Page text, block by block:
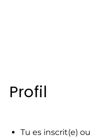
Profil
Tu es inscrit(e)